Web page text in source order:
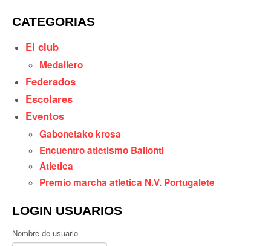
CATEGORIAS
El club
Medallero
Federados
Escolares
Eventos
Gabonetako krosa
Encuentro atletismo Ballonti
Atletica
Premio marcha atletica N.V. Portugalete
LOGIN USUARIOS
Nombre de usuario